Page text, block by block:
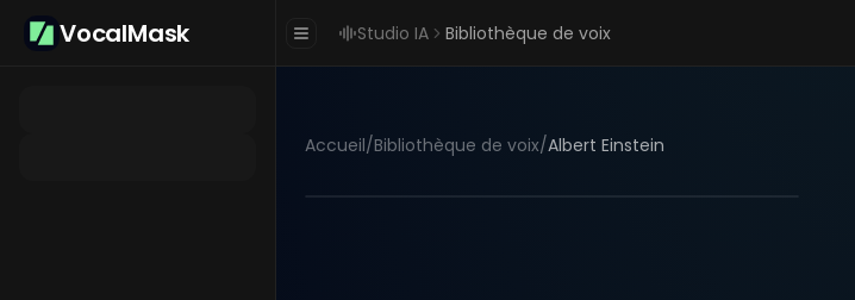
VocalMask Studio IA Bibliothèque de voix
Accueil/Bibliothèque de voix/Albert Einstein